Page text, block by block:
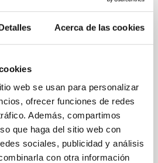
Acerca de las cookies
web se usan para personalizar
ofrecer funciones de redes
Además, compartimos
que haga del sitio web con
sociales, publicidad y análisis
con otra información
la compañía
posición de liquidez, sin
significativos hasta
Plaza, CEO de Vía
: “Hemos comenzado
la excelente
por la compañía a